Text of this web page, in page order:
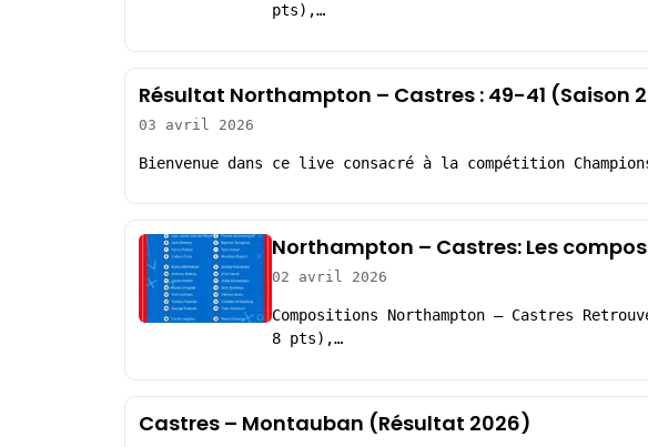
pts),…
Résultat Northampton – Castres : 49-41 (Saison
03 avril 2026
Bienvenue dans ce live consacré à la compétition
Northampton – Castres: Les
02 avril 2026
Compositions Northampton – Castres
8 pts),…
Castres – Montauban (Résultat 2026)